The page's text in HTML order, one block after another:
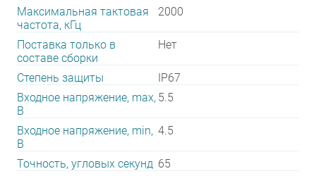
Максимальная тактовая
частота, кГц
2000
Поставка только в
составе сборки
Нет
Степень защиты
IP67
Входное напряжение, max,
В
5.5
Входное напряжение, min,
В
4.5
Точность, угловых секунд 65